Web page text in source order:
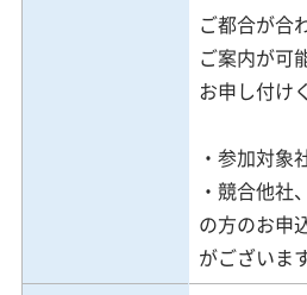
ご都合が合
ご案内が可
お申し付け
・参加対象
・競合他社
の方のお申
がございま